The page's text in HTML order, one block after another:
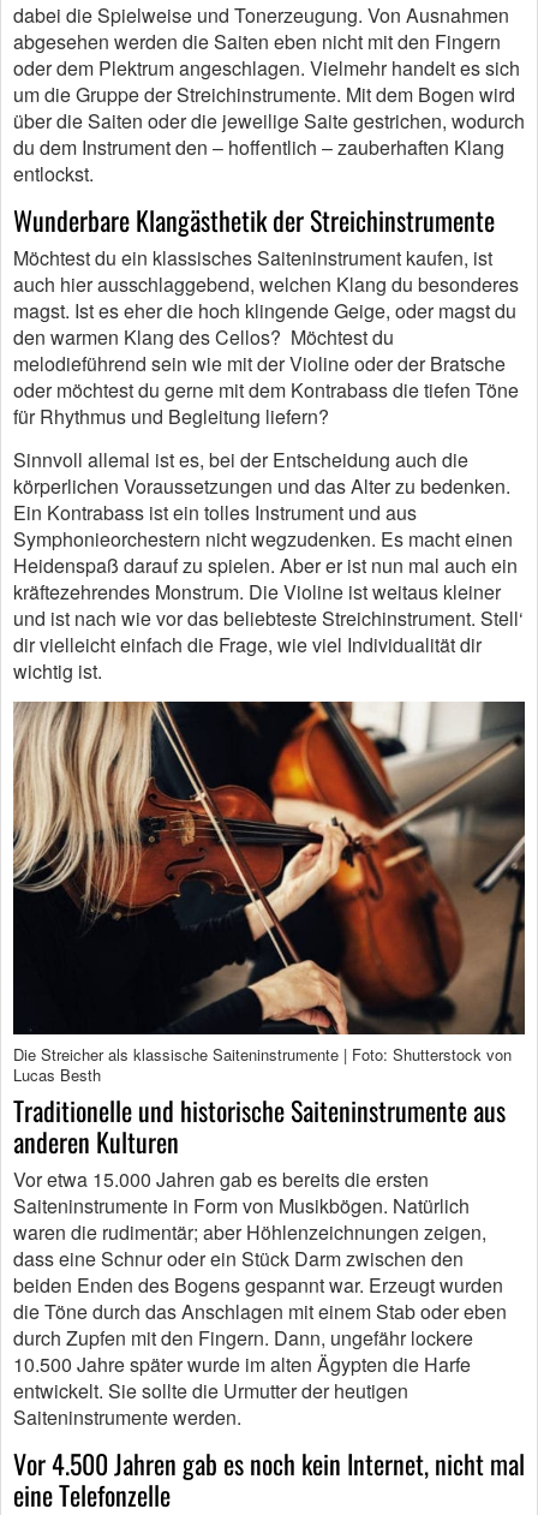
dabei die Spielweise und Tonerzeugung. Von Ausnahmen
abgesehen werden die Saiten eben nicht mit den Fingern
oder dem Plektrum angeschlagen. Vielmehr handelt es sich
um die Gruppe der Streichinstrumente. Mit dem Bogen wird
über die Saiten oder die jeweilige Saite gestrichen, wodurch
du dem Instrument den – hoffentlich – zauberhaften Klang
entlockst.
Wunderbare Klangästhetik der Streichinstrumente
Möchtest du ein klassisches Saiteninstrument kaufen, ist
auch hier ausschlaggebend, welchen Klang du besonderes
magst. Ist es eher die hoch klingende Geige, oder magst du
den warmen Klang des Cellos? Möchtest du
melodieführend sein wie mit der Violine oder der Bratsche
oder möchtest du gerne mit dem Kontrabass die tiefen Töne
für Rhythmus und Begleitung liefern?
Sinnvoll allemal ist es, bei der Entscheidung auch die
körperlichen Voraussetzungen und das Alter zu bedenken.
Ein Kontrabass ist ein tolles Instrument und aus
Symphonieorchestern nicht wegzudenken. Es macht einen
Heidenspaß darauf zu spielen. Aber er ist nun mal auch ein
kräftezehrendes Monstrum. Die Violine ist weitaus kleiner
und ist nach wie vor das beliebteste Streichinstrument. Stell‘
dir vielleicht einfach die Frage, wie viel Individualität dir
wichtig ist.
Die Streicher als klassische Saiteninstrumente | Foto: Shutterstock von
Lucas Besth
Traditionelle und historische Saiteninstrumente aus
anderen Kulturen
Vor etwa 15.000 Jahren gab es bereits die ersten
Saiteninstrumente in Form von Musikbögen. Natürlich
waren die rudimentär; aber Höhlenzeichnungen zeigen,
dass eine Schnur oder ein Stück Darm zwischen den
beiden Enden des Bogens gespannt war. Erzeugt wurden
die Töne durch das Anschlagen mit einem Stab oder eben
durch Zupfen mit den Fingern. Dann, ungefähr lockere
10.500 Jahre später wurde im alten Ägypten die Harfe
entwickelt. Sie sollte die Urmutter der heutigen
Saiteninstrumente werden.
Vor 4.500 Jahren gab es noch kein Internet, nicht mal
eine Telefonzelle